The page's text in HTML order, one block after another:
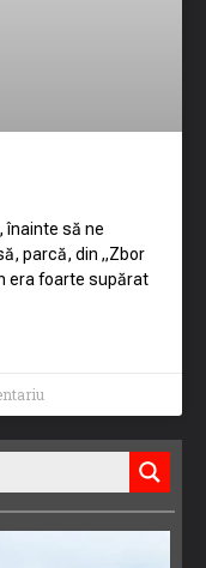
înainte să ne
parcă, din „Zbor
era foarte supărat